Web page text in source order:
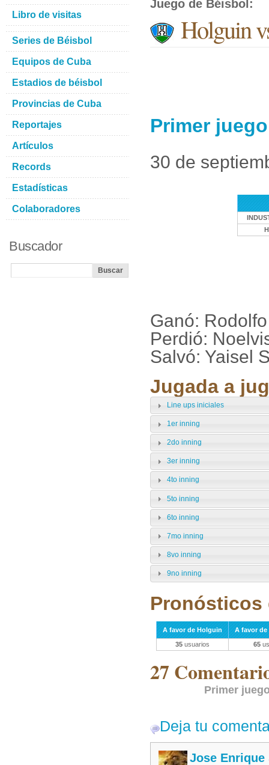
Juego de Béisbol :
Holguin
Primer
30 de
Ganó:
Perdió:
Salvó: Yaisel
Jugada a
Line ups iniciales
1er inning
2do inning
3er inning
4to inning
5to inning
6to inning
7mo inning
8vo inning
9no inning
Pronósticos
A favor de Holguin
A favor
35 usuarios 65
27
Primer
Deja tu
Jose Enrique
Libro de visitas
Series de Béisbol
Equipos de Cuba
Estadios de béisbol
Provincias de Cuba
Reportajes
Artículos
Records
Estadísticas
Colaboradores
Buscador